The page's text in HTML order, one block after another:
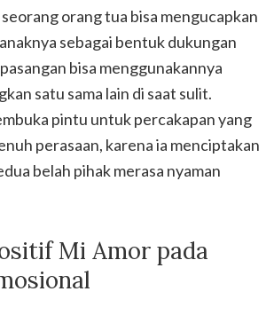
orang tua bisa mengucapkan
sebagai bentuk dukungan
bisa menggunakannya
satu sama lain di saat sulit.
pintu untuk percakapan yang
perasaan, karena ia menciptakan
belah pihak merasa nyaman
Mi Amor pada